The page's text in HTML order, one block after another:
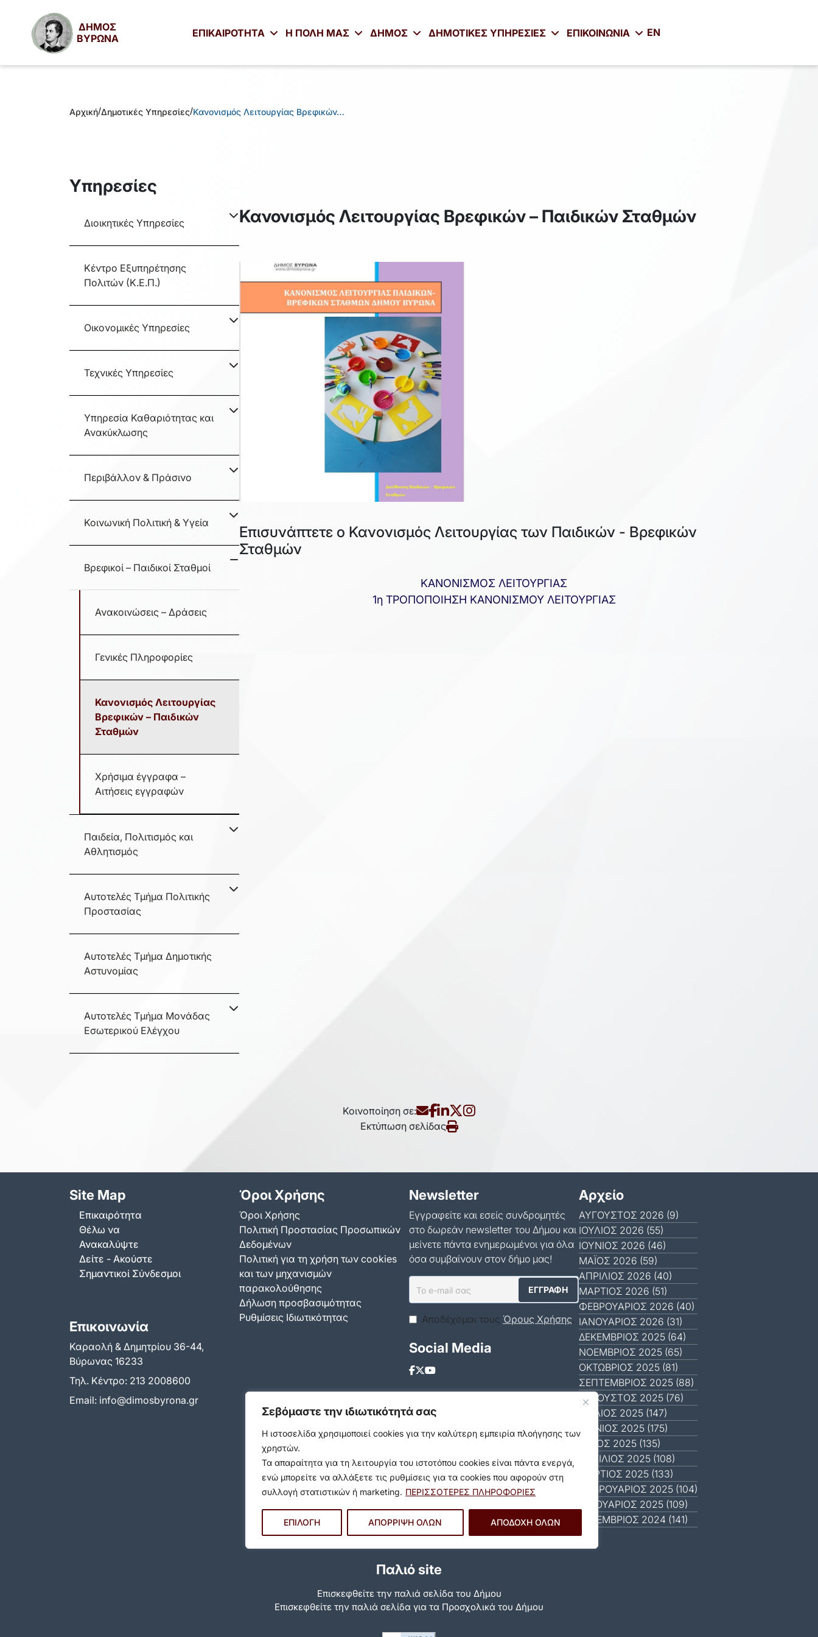
Σεβόμαστε την ιδιωτικότητά σας
Η ιστοσελίδα χρησιμοποιεί cookies για την καλύτερη εμπειρία πλοήγησης των
χρηστών.
Τα απαραίτητα για τη λειτουργία του ιστοτόπου cookies είναι πάντα ενεργά,
ενώ μπορείτε να αλλάξετε τις ρυθμίσεις για τα cookies που αφορούν στη
συλλογή στατιστικών ή marketing. ΠΕΡΙΣΣΟΤΕΡΕΣ ΠΛΗΡΟΦΟΡΙΕΣ
ΕΠΙΛΟΓΗ ΑΠΟΡΡΙΨΗ ΟΛΩΝ ΑΠΟΔΟΧΗ ΟΛΩΝ
ΔΗΜΟΣ
ΒΥΡΩΝΑ
ΕΠΙΚΑΙΡΟΤΗΤΑ Η ΠΟΛΗ ΜΑΣ ΔΗΜΟΣ ΔΗΜΟΤΙΚΕΣ ΥΠΗΡΕΣΙΕΣ ΕΠΙΚΟΙΝΩΝΙΑ EN
Αρχική/Δημοτικές Υπηρεσίες/Κανονισμός Λειτουργίας Βρεφικών…
Υπηρεσίες
Διοικητικές Υπηρεσίες
Κέντρο Εξυπηρέτησης
Πολιτών (Κ.Ε.Π.)
Οικονομικές Υπηρεσίες
Τεχνικές Υπηρεσίες
Υπηρεσία Καθαριότητας και
Ανακύκλωσης
Περιβάλλον & Πράσινο
Κοινωνική Πολιτική & Υγεία
Βρεφικοί – Παιδικοί Σταθμοί
Ανακοινώσεις – Δράσεις
Γενικές Πληροφορίες
Κανονισμός Λειτουργίας
Βρεφικών – Παιδικών
Σταθμών
Χρήσιμα έγγραφα –
Αιτήσεις εγγραφών
Παιδεία, Πολιτισμός και
Αθλητισμός
Αυτοτελές Τμήμα Πολιτικής
Προστασίας
Αυτοτελές Τμήμα Δημοτικής
Αστυνομίας
Αυτοτελές Τμήμα Μονάδας
Εσωτερικού Ελέγχου
Κανονισμός Λειτουργίας Βρεφικών – Παιδικών Σταθμών
Επισυνάπτετε ο Κανονισμός Λειτουργίας των Παιδικών - Βρεφικών
Σταθμών
ΚΑΝΟΝΙΣΜΟΣ ΛΕΙΤΟΥΡΓΙΑΣ
1η ΤΡΟΠΟΠΟΙΗΣΗ ΚΑΝΟΝΙΣΜΟΥ ΛΕΙΤΟΥΡΓΙΑΣ
Κοινοποίηση σε:
Εκτύπωση σελίδας
Site Map
Επικαιρότητα
Θέλω να
Ανακαλύψτε
Δείτε - Ακούστε
Σημαντικοί Σύνδεσμοι
Επικοινωνία
Καραολή & Δημητρίου 36-44,
Βύρωνας 16233
Τηλ. Κέντρο: 213 2008600
Email: info@dimosbyrona.gr
Όροι Χρήσης
Όροι Χρήσης
Πολιτική Προστασίας Προσωπικών
Δεδομένων
Πολιτική για τη χρήση των cookies
και των μηχανισμών
παρακολούθησης
Δήλωση προσβασιμότητας
Ρυθμίσεις Ιδιωτικότητας
Newsletter
Εγγραφείτε και εσείς συνδρομητές
στο δωρεάν newsletter του Δήμου και
μείνετε πάντα ενημερωμένοι για όλα
όσα συμβαίνουν στον δήμο μας!
Αποδέχομαι τους Όρους Χρήσης.
Social Media
Αρχείο
ΑΎΓΟΥΣΤΟΣ 2026 (9)
ΙΟΎΛΙΟΣ 2026 (55)
ΙΟΎΝΙΟΣ 2026 (46)
ΜΆΙΟΣ 2026 (59)
ΑΠΡΊΛΙΟΣ 2026 (40)
ΜΆΡΤΙΟΣ 2026 (51)
ΦΕΒΡΟΥΆΡΙΟΣ 2026 (40)
ΙΑΝΟΥΆΡΙΟΣ 2026 (31)
ΔΕΚΈΜΒΡΙΟΣ 2025 (64)
ΝΟΈΜΒΡΙΟΣ 2025 (65)
ΟΚΤΏΒΡΙΟΣ 2025 (81)
ΣΕΠΤΈΜΒΡΙΟΣ 2025 (88)
ΑΎΓΟΥΣΤΟΣ 2025 (76)
ΙΟΎΛΙΟΣ 2025 (147)
ΙΟΎΝΙΟΣ 2025 (175)
ΜΆΙΟΣ 2025 (135)
ΑΠΡΊΛΙΟΣ 2025 (108)
ΜΆΡΤΙΟΣ 2025 (133)
ΦΕΒΡΟΥΆΡΙΟΣ 2025 (104)
ΙΑΝΟΥΆΡΙΟΣ 2025 (109)
ΔΕΚΈΜΒΡΙΟΣ 2024 (141)
Παλιό site
Επισκεφθείτε την παλιά σελίδα του Δήμου
Eπισκεφθείτε την παλιά σελίδα για τα Προσχολικά του Δήμου